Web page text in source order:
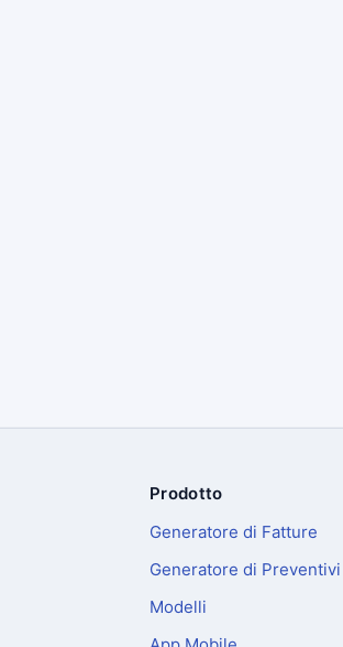
Piè di pagina
Prodotto
Generatore di Fatture
Generatore di Preventivi
Modelli